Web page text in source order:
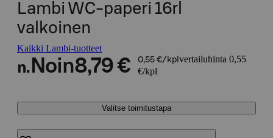
Lambi WC-paperi 16rl
valkoinen
Kaikki Lambi-tuotteet
n. Noin8,79 € 0,55 €/kpl vertailuhinta 0,55
€/kpl
Valitse toimitustapa